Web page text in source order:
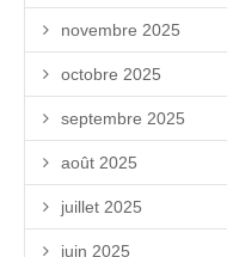
novembre 2025
octobre 2025
septembre 2025
août 2025
juillet 2025
juin 2025